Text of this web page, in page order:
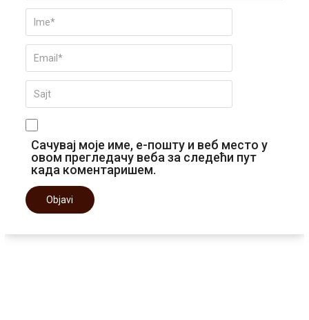
Сачувај моје име, е-пошту и веб место у
овом прегледачу веба за следећи пут
када коментаришем.